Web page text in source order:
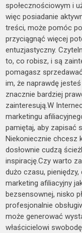
społecznościowym i
więc posiadanie
treści, może pomóc
przyciągnąć więcej
entuzjastyczny.
to, co robisz, i są
pomagasz
im, że naprawdę
znacznie bardziej
zainteresują.W
marketingu
pamiętaj, aby zapisać
Niekoniecznie chcesz
dosłownie cudzą
inspirację.Czy warto
dużo czasu,
marketing afiliacyjny
bezsensownej, nisko
profesjonalnie
może generować
właścicielowi